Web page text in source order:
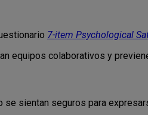
7-item Psychological
equipos colaborativos y
sientan seguros para